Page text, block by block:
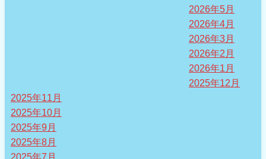
2026年5月
2026年4月
2026年3月
2026年2月
2026年1月
2025年12月
2025年11月
2025年10月
2025年9月
2025年8月
2025年7月